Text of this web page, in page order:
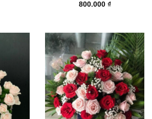
800.000 ₫